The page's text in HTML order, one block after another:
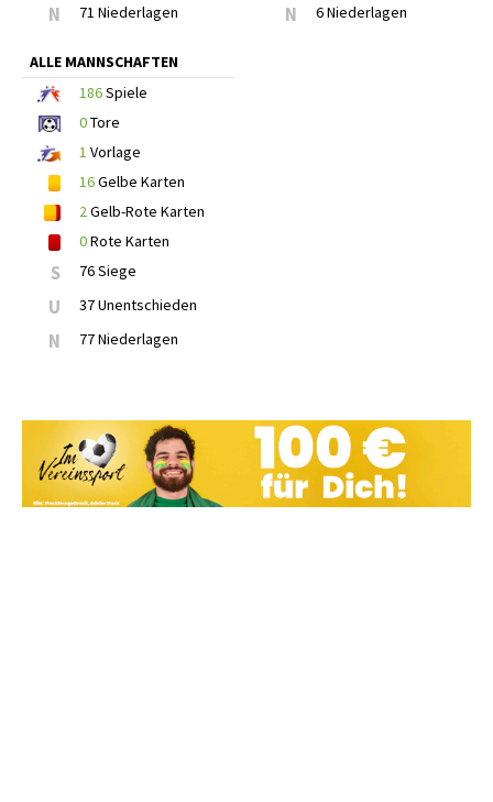
N 71 Niederlagen N 6 Niederlagen
ALLE MANNSCHAFTEN
186Spiele
0Tore
1 Vorlage
16Gelbe Karten
2Gelb-Rote Karten
0Rote Karten
S 76 Siege
U 37 Unentschieden
N 77 Niederlagen